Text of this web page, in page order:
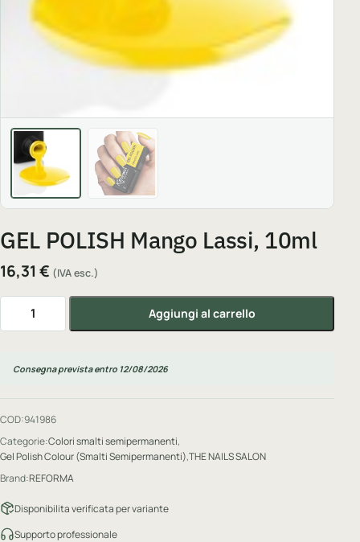
GEL POLISH Mango Lassi, 10ml
16,31 € (IVA esc.)
GEL POLISH Mango Lassi, 10ml quantità
Aggiungi al carrello
Consegna prevista entro 12/08/2026
COD:941986
Categorie:Colori smalti semipermanenti,
Gel Polish Colour (Smalti Semipermanenti),THE NAILS SALON
Brand:REFORMA
Disponibilita verificata per variante
Supporto professionale